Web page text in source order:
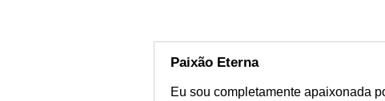
Paixão Eterna
Eu sou completamente apaixonada